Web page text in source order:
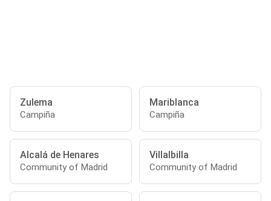
Zulema
Campiña
Mariblanca
Campiña
Alcalá de Henares
Community of Madrid
Villalbilla
Community of Madrid